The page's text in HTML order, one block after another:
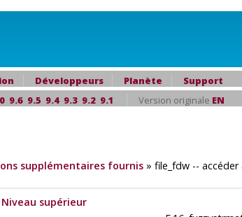
Développeurs Planète
Support
9.6 9.5 9.4 9.3 9.2 9.1 Version originale EN
supplémentaires fournis » file_fdw --
Niveau supérieur